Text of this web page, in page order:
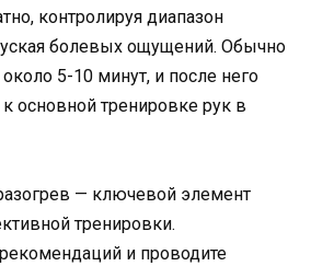
контролируя диапазон
болевых ощущений. Обычно
5-10 минут, и после него
основной тренировке рук в
— ключевой элемент
тренировки.
и проводите